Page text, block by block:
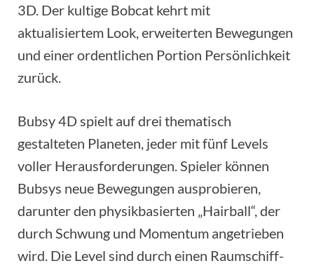
3D. Der kultige Bobcat kehrt mit
aktualisiertem Look, erweiterten Bewegungen
und einer ordentlichen Portion Persönlichkeit
zurück.
Bubsy 4D spielt auf drei thematisch
gestalteten Planeten, jeder mit fünf Levels
voller Herausforderungen. Spieler können
Bubsys neue Bewegungen ausprobieren,
darunter den physikbasierten „Hairball“, der
durch Schwung und Momentum angetrieben
wird. Die Level sind durch einen Raumschiff-